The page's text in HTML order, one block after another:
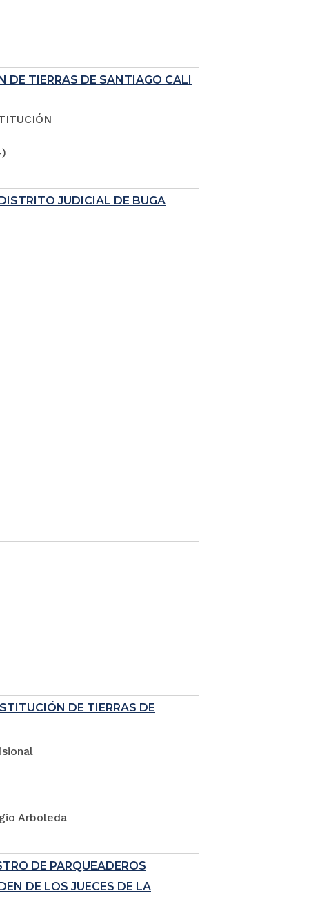
DE TIERRAS DE SANTIAGO CALI
JUDICIAL DE BUGA
DE TIERRAS DE
Arboleda
DE PARQUEADEROS
DE LOS JUECES DE LA